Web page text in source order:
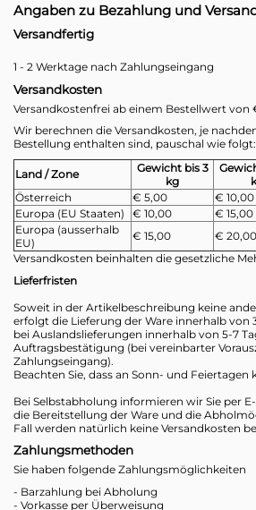
Angaben zu Bezahlung und
Versandfertig
1 - 2 Werktage nach Zahlungseingang
Versandkosten
Versandkostenfrei ab einem Bestellwert von
Wir berechnen die Versandkosten, je
Bestellung enthalten sind, pauschal wie folgt:
Land / Zone
Gewicht bis 3
kg
Österreich
€ 5,00 € 10,00
Europa (EU Staaten)
€ 10,00 € 15,00
Europa (ausserhalb
EU)
€ 15,00 € 20,00
Versandkosten beinhalten die gesetzliche
Lieferfristen
Soweit in der Artikelbeschreibung keine
erfolgt die Lieferung der Ware innerhalb von
bei Auslandslieferungen innerhalb von 5-7
Auftragsbestätigung (bei vereinbarter
Zahlungseingang).
Beachten Sie, dass an Sonn- und
Bei Selbstabholung informieren wir Sie per
die Bereitstellung der Ware und die
Fall werden natürlich keine Versandkosten
Zahlungsmethoden
Sie haben folgende Zahlungsmöglichkeiten
- Barzahlung bei Abholung
- Vorkasse per Überweisung